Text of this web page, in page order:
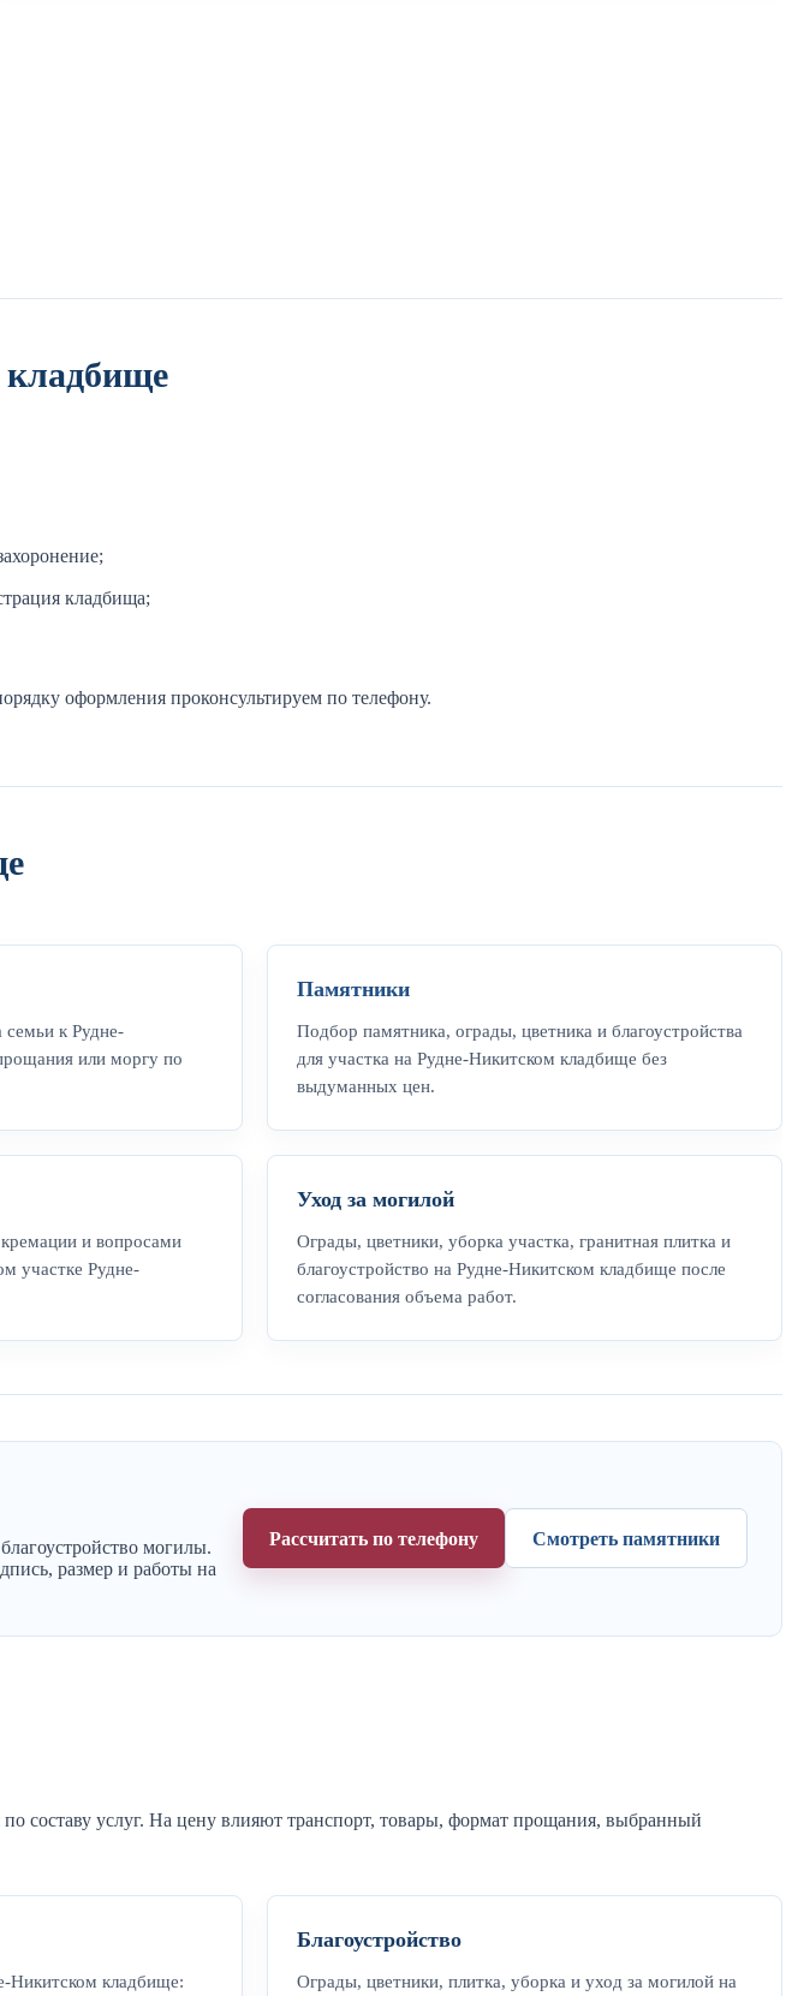
кладбища;
оформления проконсультируем по телефону.
семьи к Рудне-
или моргу по
Памятники
Подбор памятника, ограды, цветника и благоустройства
для участка на Рудне-Никитском кладбище без
выдуманных цен.
и вопросами
участке Рудне-
Уход за могилой
Ограды, цветники, уборка участка, гранитная плитка и
благоустройство на Рудне-Никитском кладбище после
согласования объема работ.
могилы.
размер и работы на
Рассчитать по телефону Смотреть памятники
составу услуг. На цену влияют транспорт, товары, формат прощания, выбранный
Никитском кладбище:
Благоустройство
Ограды, цветники, плитка, уборка и уход за могилой на